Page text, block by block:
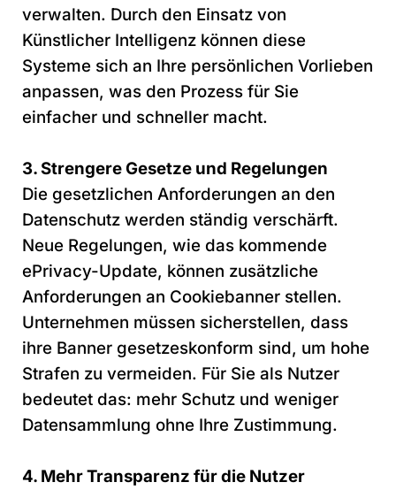
verwalten. Durch den Einsatz von
Künstlicher Intelligenz können diese
Systeme sich an Ihre persönlichen Vorlieben
anpassen, was den Prozess für Sie
einfacher und schneller macht.
3. Strengere Gesetze und Regelungen
Die gesetzlichen Anforderungen an den
Datenschutz werden ständig verschärft.
Neue Regelungen, wie das kommende
ePrivacy-Update, können zusätzliche
Anforderungen an Cookiebanner stellen.
Unternehmen müssen sicherstellen, dass
ihre Banner gesetzeskonform sind, um hohe
Strafen zu vermeiden. Für Sie als Nutzer
bedeutet das: mehr Schutz und weniger
Datensammlung ohne Ihre Zustimmung.
4. Mehr Transparenz für die Nutzer